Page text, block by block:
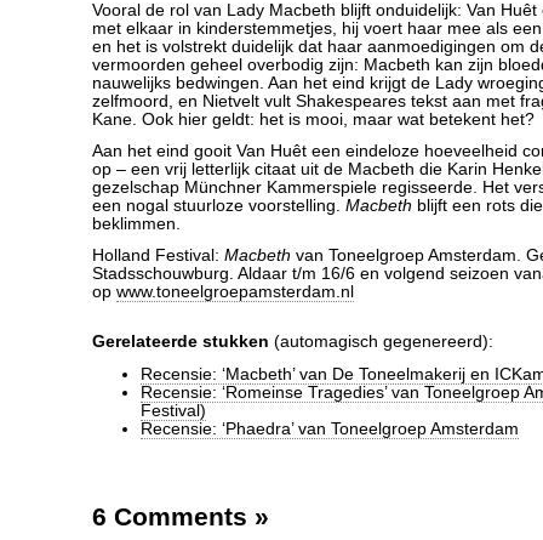
Vooral de rol van Lady Macbeth blijft onduidelijk: Van
met elkaar in kinderstemmetjes, hij voert haar mee als
en het is volstrekt duidelijk dat haar aanmoedigingen om
vermoorden geheel overbodig zijn: Macbeth kan zijn
nauwelijks bedwingen. Aan het eind krijgt de Lady
zelfmoord, en Nietvelt vult Shakespeares tekst aan met
Kane. Ook hier geldt: het is mooi, maar wat betekent het?
Aan het eind gooit Van Huêt een eindeloze hoeveelheid
op – een vrij letterlijk citaat uit de Macbeth die Karin
gezelschap Münchner Kammerspiele regisseerde. Het
een nogal stuurloze voorstelling. Macbeth blijft een rots
beklimmen.
Holland Festival: Macbeth van Toneelgroep Amsterdam.
Stadsschouwburg. Aldaar t/m 16/6 en volgend seizoen
op www.toneelgroepamsterdam.nl
Gerelateerde stukken (automagisch gegenereerd):
Recensie: ‘Macbeth’ van De Toneelmakerij en
Recensie: ‘Romeinse Tragedies’ van Toneelgroep
Festival)
Recensie: ‘Phaedra’ van Toneelgroep Amsterdam
6 Comments »